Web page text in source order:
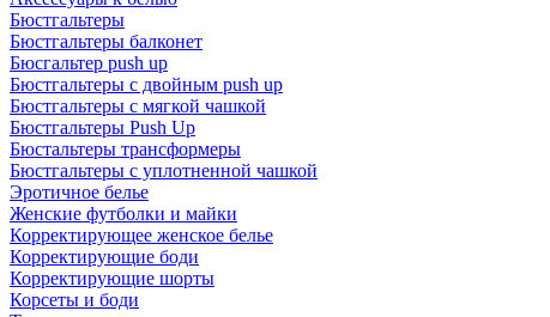
Бюстгальтеры
Бюстгальтеры балконет
Бюсгальтер push up
Бюстгальтеры с двойным push up
Бюстгальтеры с мягкой чашкой
Бюстгальтеры Push Up
Бюстальтеры трансформеры
Бюстгальтеры с уплотненной чашкой
Эротичное белье
Женские футболки и майки
Корректирующее женское белье
Корректирующие боди
Корректирующие шорты
Корсеты и боди